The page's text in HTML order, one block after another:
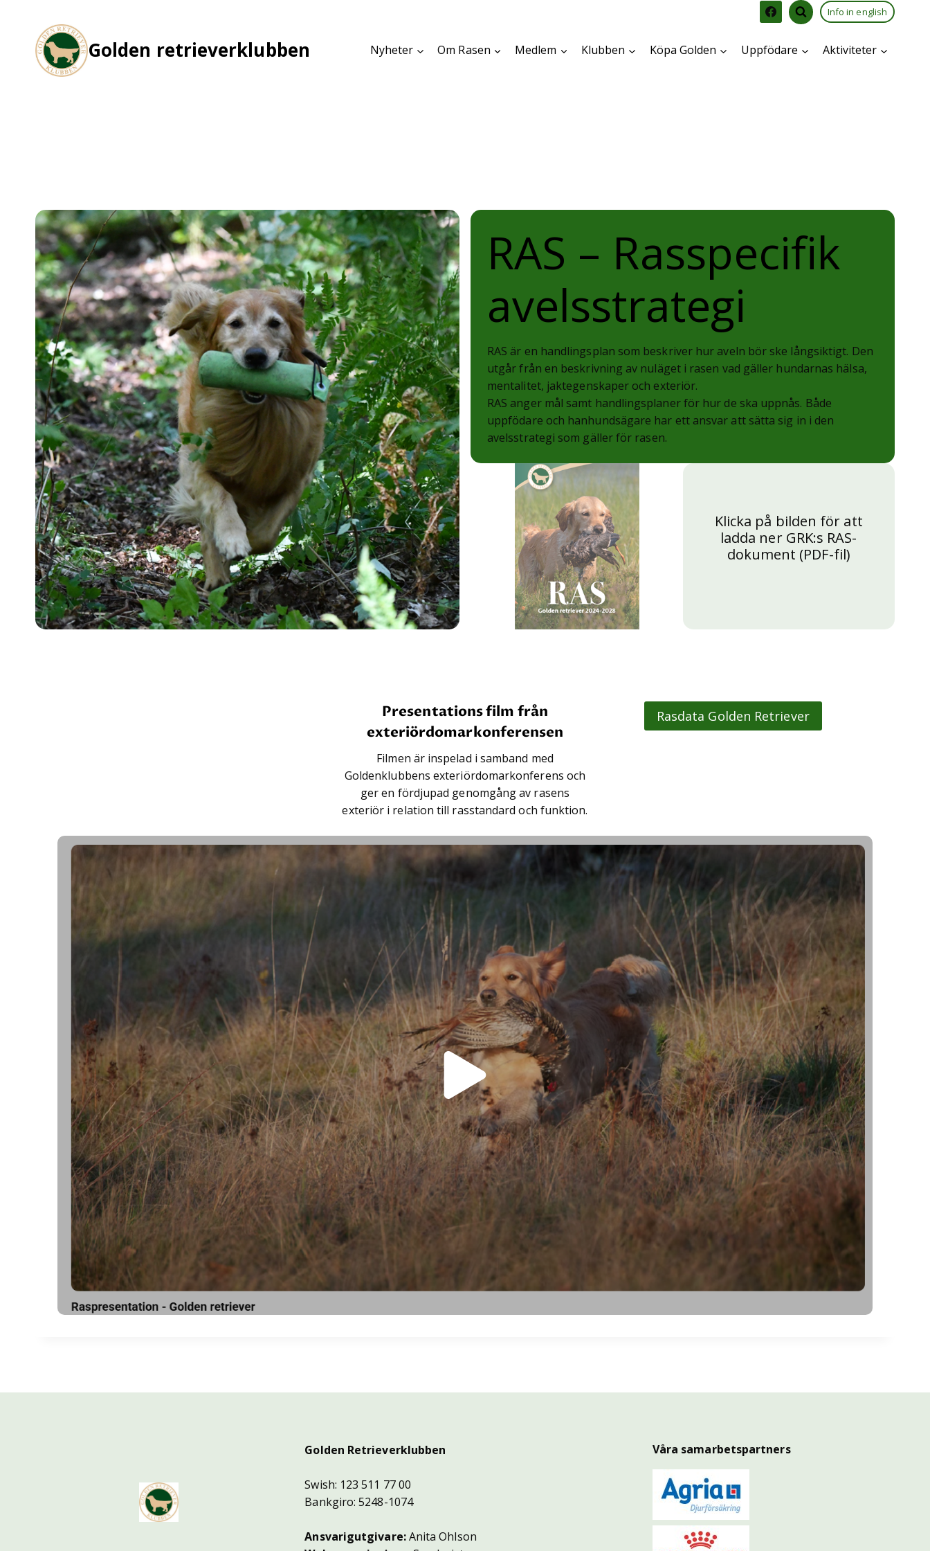
content
Info in english
Golden retrieverklubben Nyheter Om Rasen Medlem Klubben Köpa Golden Uppfödare Aktiviteter
RAS – Rasspecifik
avelsstrategi
RAS är en handlingsplan som beskriver hur aveln bör ske långsiktigt. Den
utgår från en beskrivning av nuläget i rasen vad gäller hundarnas hälsa,
mentalitet, jaktegenskaper och exteriör.
RAS anger mål samt handlingsplaner för hur de ska uppnås. Både
uppfödare och hanhundsägare har ett ansvar att sätta sig in i den
avelsstrategi som gäller för rasen.
Klicka på bilden för att
ladda ner GRK:s RAS-
dokument (PDF-fil)
Presentations film från
exteriördomarkonferensen
Filmen är inspelad i samband med
Goldenklubbens exteriördomarkonferens och
ger en fördjupad genomgång av rasens
exteriör i relation till rasstandard och funktion.
Rasdata Golden Retriever
Golden Retrieverklubben
Swish: 123 511 77 00
Bankgiro: 5248-1074
Ansvarigutgivare:Anita Ohlson
Våra samarbetspartners